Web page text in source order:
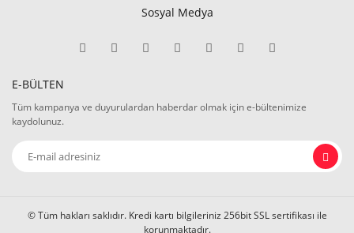
Sosyal Medya
E-BÜLTEN
Tüm kampanya ve duyurulardan haberdar olmak için e-bültenimize
kaydolunuz.
© Tüm hakları saklıdır. Kredi kartı bilgileriniz 256bit SSL sertifikası ile
korunmaktadır.